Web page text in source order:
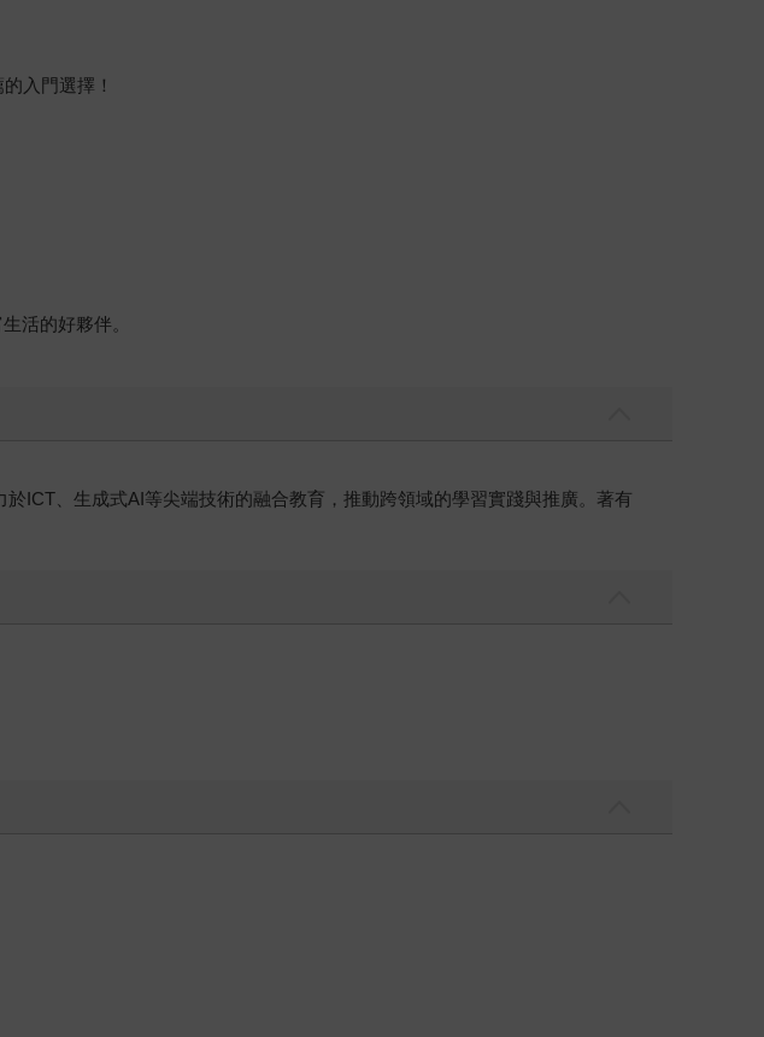
入門選擇！
活的好夥伴。
ICT、生成式AI等尖端技術的融合教育，推動跨領域的學習實踐與推廣。著有